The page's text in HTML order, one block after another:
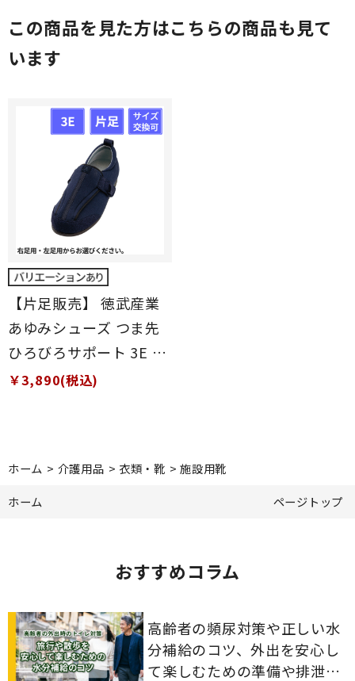
この商品を見た方はこちらの商品も見て
います
【片足販売】 徳武産業
あゆみシューズ つま先
ひろびろサポート 3E 片
足 ネイビー 3L(25～
￥3,890(税込)
ホーム > 介護用品 > 衣類・靴 >施設用靴
ホーム
ページトップ
おすすめコラム
高齢者の頻尿対策や正しい水
分補給のコツ、外出を安心し
て楽しむための準備や排泄ケ